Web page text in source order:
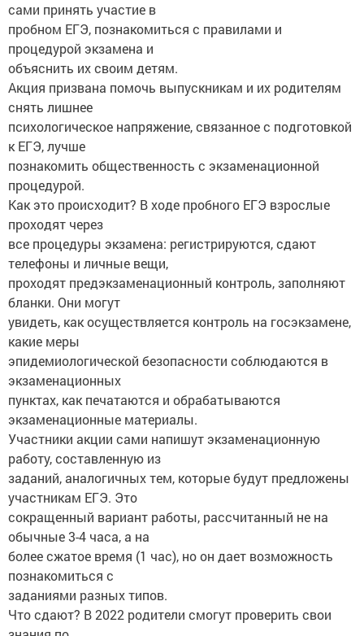
сами принять участие в
пробном ЕГЭ, познакомиться с правилами и
процедурой экзамена и
объяснить их своим детям.
Акция призвана помочь выпускникам и их родителям
снять лишнее
психологическое напряжение, связанное с подготовкой
к ЕГЭ, лучше
познакомить общественность с экзаменационной
процедурой.
Как это происходит? В ходе пробного ЕГЭ взрослые
проходят через
все процедуры экзамена: регистрируются, сдают
телефоны и личные вещи,
проходят предэкзаменационный контроль, заполняют
бланки. Они могут
увидеть, как осуществляется контроль на госэкзамене,
какие меры
эпидемиологической безопасности соблюдаются в
экзаменационных
пунктах, как печатаются и обрабатываются
экзаменационные материалы.
Участники акции сами напишут экзаменационную
работу, составленную из
заданий, аналогичных тем, которые будут предложены
участникам ЕГЭ. Это
сокращенный вариант работы, рассчитанный не на
обычные 3-4 часа, а на
более сжатое время (1 час), но он дает возможность
познакомиться с
заданиями разных типов.
Что сдают? В 2022 родители смогут проверить свои